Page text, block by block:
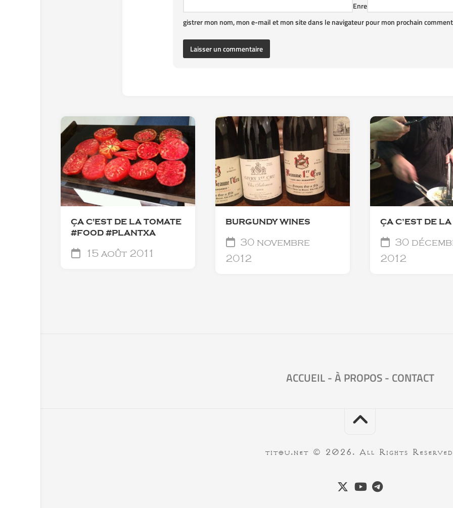
Enre
gistrer mon nom, mon e-mail et mon site dans le navigateur pour mon prochain
ÇA C'EST DE LA TOMATE
#FOOD #PLANTXA
15 août 2011
BURGUNDY WINES
30 novembre
2012
ÇA C’EST DE
30
2012
ACCUEIL-À PROPOS- CONTACT
titou.net © 2026. All Rights